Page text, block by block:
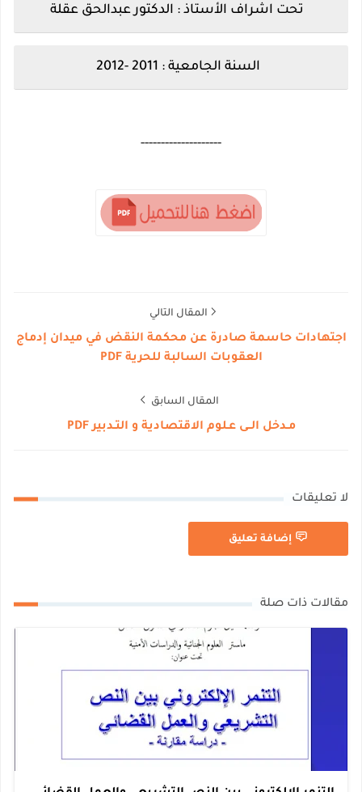
السنة الجامعية : 2011 -2012
--------------------
المقال التالي
اجتهادات حاسمة صادرة عن محكمة النقض في ميدان إدماج
العقوبات السالبة للحرية PDF
المقال السابق
مـدخل الــى عـلوم الاقتصادية و التـدبير PDF
لا تعليقات
إضافة تعليق
مقالات ذات صلة